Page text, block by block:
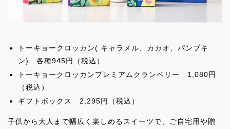
2024.08.07
2024.08.07
イベント出店のお知らせ「SWEETS BOX
朝霞」
2024.08.07
ティジス1」
トーキョークロッカン( キャラメル、カカオ、パンプキ
ン) 各種945円（税込）
トーキョークロッカンプレミアムクランベリー 1,080円
（税込）
ギフトボックス 2,295円（税込）
子供から大人まで幅広く楽しめるスイーツで、ご自宅用や贈